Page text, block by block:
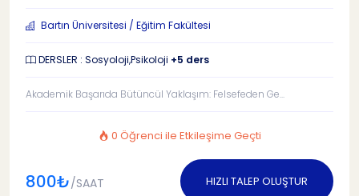
Bartın Üniversitesi / Eğitim Fakültesi
DERSLER : Sosyoloji,Psikoloji +5 ders
Akademik Başarıda Bütüncül Yaklaşım: Felsefeden Ge...
0 Öğrenci ile Etkileşime Geçti
800₺/SAAT HIZLI TALEP OLUŞTUR